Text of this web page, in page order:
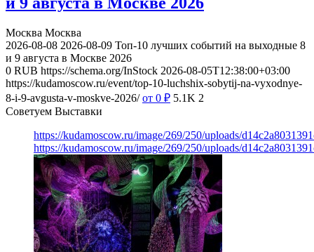
Москва Москва
2026-08-08 2026-08-09 Топ-10 лучших событий на выходные 8
и 9 августа в Москве 2026
0 RUB https://schema.org/InStock 2026-08-05T12:38:00+03:00
https://kudamoscow.ru/event/top-10-luchshix-sobytij-na-vyxodnye-
8-i-9-avgusta-v-moskve-2026/ от 0 ₽ 5.1K 2
Советуем Выставки
https://kudamoscow.ru/image/269/250/uploads/
https://kudamoscow.ru/image/269/250/uploads/